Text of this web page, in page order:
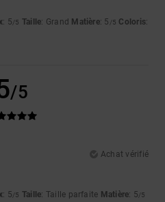
: 5/5 Taille: Grand Matière: 5 /5 Coloris:
/5
Achat vérifié
: 5/5 Taille: Taille parfaite Matière: 5/5